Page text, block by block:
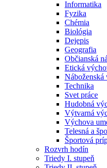
Informatika
Fyzika
Chémia
Biológia
Dejepis
Geografia
Občianská
Etická
Náboženská
Technika
Svet práce
Hudobná
Výtvarná
Výchova
Telesná a
Športová
Rozvrh hodín
Triedy I. stupeň